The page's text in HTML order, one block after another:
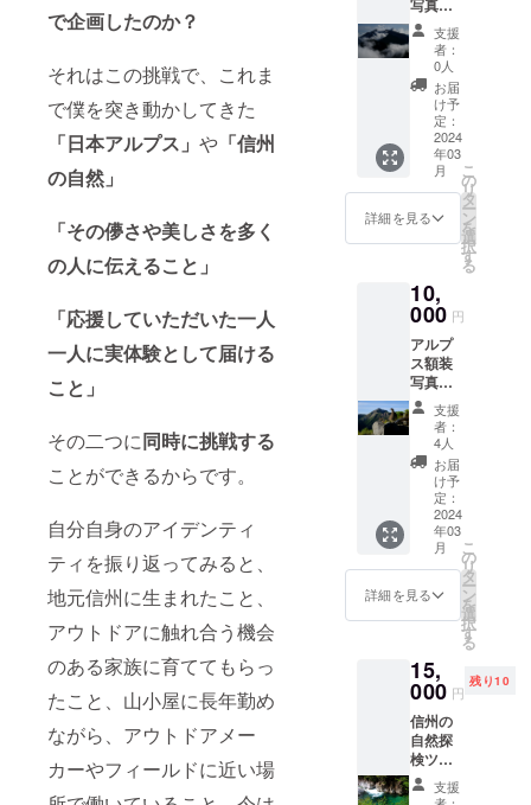
で企画したのか？
それはこの挑戦で、これま
で僕を突き動かしてきた
「日本アルプス」 や 「信州
の自然」
「その儚さや美しさを多く
の人に伝えること」
「応援していただいた一人
一人に実体験として届ける
こと」
その二つに同時に挑戦する
ことができるからです。
自分自身のアイデンティ
ティを振り返ってみると、
地元信州に生まれたこと、
アウトドアに触れ合う機会
のある家族に育ててもらっ
たこと、山小屋に長年勤め
ながら、アウトドアメー
カーやフィールドに近い場
カー
ド、そ
して
「槍ヶ
岳」
「穂高
連峰」
「剱
岳」を
モチー
フに
アート
カード
（148×
100mm
）6枚
セット
でお届
けしま
す。
（2Lサ
イズ）
日本ア
ルプス
を始め
とす
る、信
州の美
しい
山々。
思い入
れのあ
る山
希望の
山を
伺っ
て、そ
の山の
額装写
真をお
届けし
ます。
支援
者：
0人
お届
け予
定：
2024
年03
月
詳細を見る
こ
の
リ
タ
ー
ン
を
選
択
す
る
10,
000 円
アルプ
ス額装
写真
（A4サ
イズ）
日本ア
ルプス
を始め
とす
る、信
州の美
しい
山々。
思い入
れのあ
る山
希望の
山を
伺っ
て、そ
の山の
写真を
お届け
しま
支援
者：
4人
お届
け予
定：
2024
年03
月
詳細を見る
こ
の
リ
タ
ー
ン
を
選
択
す
る
15,
000 円
残り10
信州の
自然探
検ツ
アー！
信州の
支援